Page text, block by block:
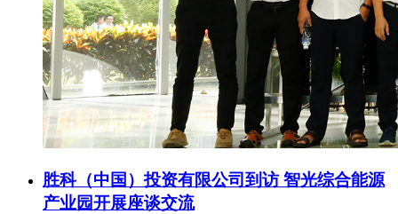
胜科（中国）投资有限公司到访 智光综合能源
产业园开展座谈交流